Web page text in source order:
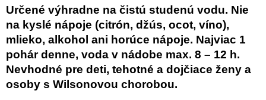
Určené výhradne na čistú studenú vodu. Nie
na kyslé nápoje (citrón, džús, ocot, víno),
mlieko, alkohol ani horúce nápoje. Najviac 1
pohár denne, voda v nádobe max. 8 – 12 h.
Nevhodné pre deti, tehotné a dojčiace ženy a
osoby s Wilsonovou chorobou.